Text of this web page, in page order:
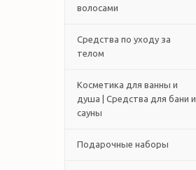
волосами
Средства по уходу за
телом
Косметика для ванны и
душа | Средства для бани и
сауны
Подарочные наборы